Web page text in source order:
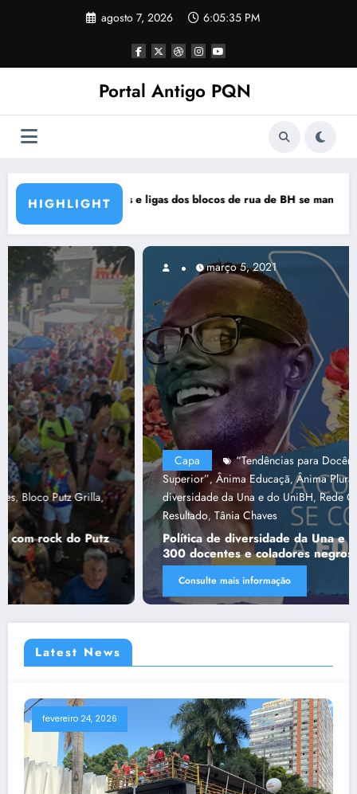
agosto 7, 2026 6:05:37 PM
Portal Antigo PQN
HIGHLIGHT
BH se manifestam em nota de repúdioRocknights lança a primeira parte do
Capa
“Tendências para Docência no Ensino
Superior”, Ânima Educaçã Ânima Plurais,capa,Política de
diversidade da Una e do UniBH,Rede Comunicação de
Resultado
Tânia Chaves
Política de diversidade da Una e do UniBH envolve
300 docentes e coladores negros
Consulte mais informação
março 5, 2021
Latest News
fevereiro 24, 2026